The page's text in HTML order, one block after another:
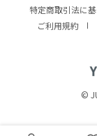
特定商取引法に
ご利用規約
©